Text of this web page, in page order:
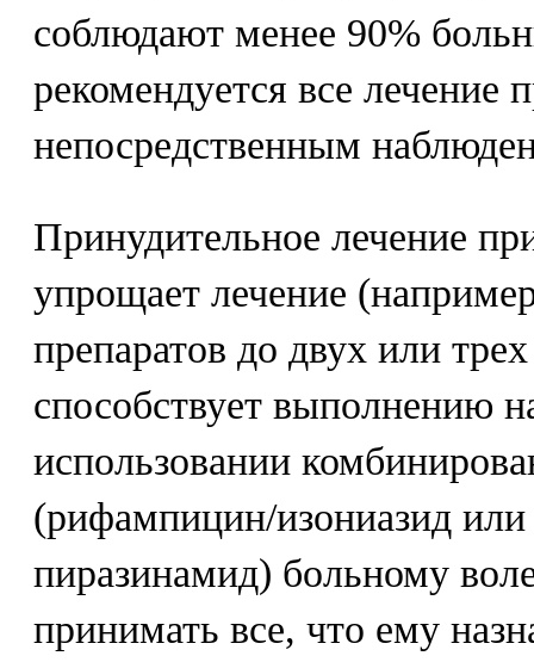
соблюдают менее 90%
рекомендуется все лечение
непосредственным
Принудительное лечение
упрощает лечение
препаратов до двух или
способствует выполнению
использовании
(рифампицин/изониазид
пиразинамид) больному
принимать все, что ему